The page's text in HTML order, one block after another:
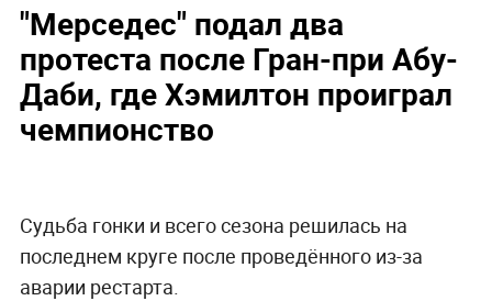
"Мерседес" подал два
протеста после Гран-при Абу-
Даби, где Хэмилтон проиграл
чемпионство
Судьба гонки и всего сезона решилась на
последнем круге после проведённого из-за
аварии рестарта.